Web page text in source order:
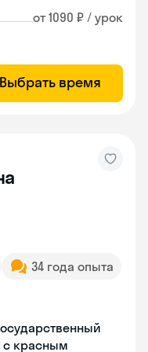
от 1090 ₽ / урок
Выбрать время
34 года опыта
с красным